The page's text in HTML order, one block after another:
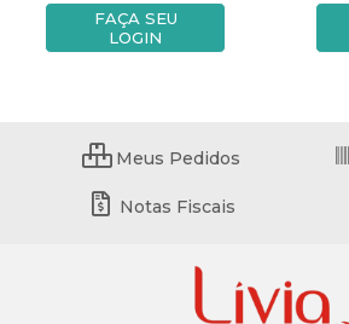
FAÇA SEU
LOGIN
Meus Pedidos
Notas Fiscais